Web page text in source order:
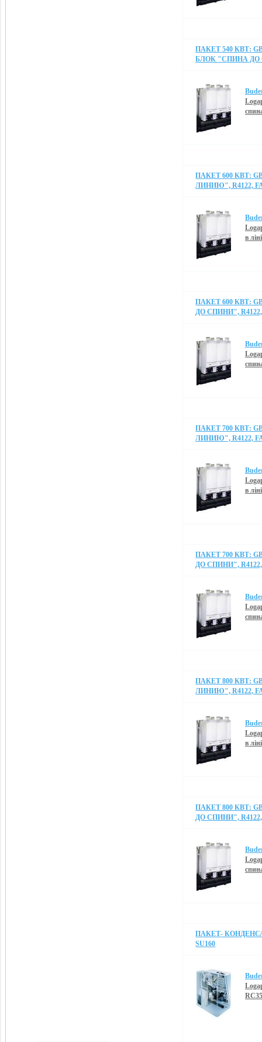
ПАКЕТ 540 КВТ:
БЛОК "СПИНА ДО
ПАКЕТ 600 КВТ:
ЛИНИЮ", R4122,
в
ПАКЕТ 600 КВТ:
ДО СПИНИ", R4122,
ПАКЕТ 700 КВТ:
ЛИНИЮ", R4122,
в
ПАКЕТ 700 КВТ:
ДО СПИНИ", R4122,
ПАКЕТ 800 КВТ:
ЛИНИЮ", R4122,
в
ПАКЕТ 800 КВТ:
ДО СПИНИ", R4122,
ПАКЕТ-
SU160